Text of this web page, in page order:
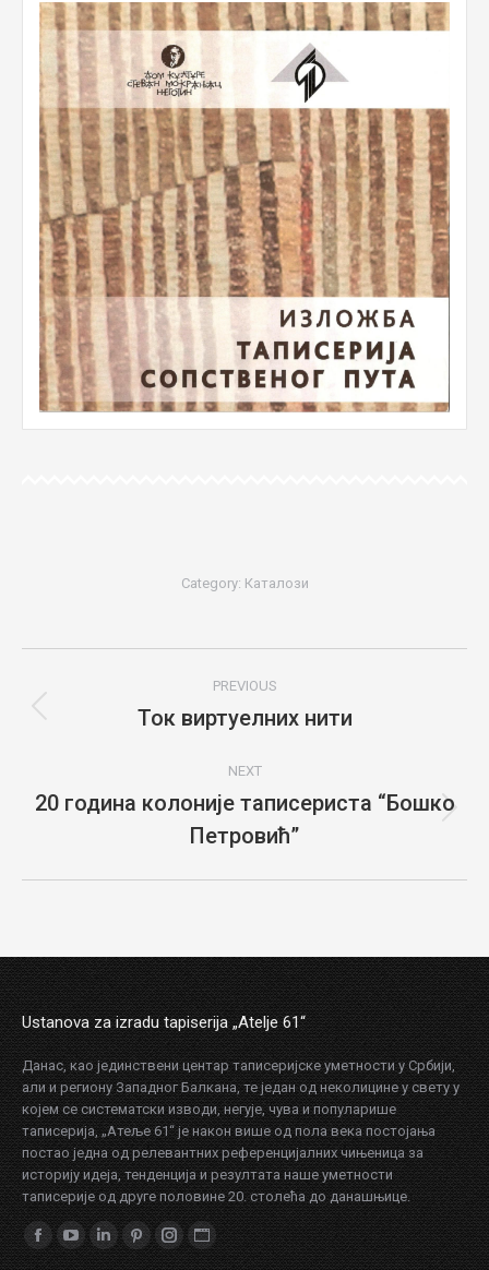
Category: Каталози
navigation
PREVIOUS
Previous
Ток виртуелних нити
NEXT
project:
20 година колоније таписериста “Бошко
Петровић”
Ustanova za izradu tapiserija „Atelje 61“
Данас, као јединствени центар таписеријске уметности у Србији,
али и региону Западног Балкана, те један од неколицине у свету у
којем се систематски изводи, негује, чува и популарише
таписерија, „Атеље 61“ је након више од пола века постојања
постао једна од релевантних референцијалних чињеница за
историју идеја, тенденција и резултата наше уметности
таписерије од друге половине 20. столећа до данашњице.
Find us on:
Facebook
YouTubeLinkedinPinterestInstagramWebsite